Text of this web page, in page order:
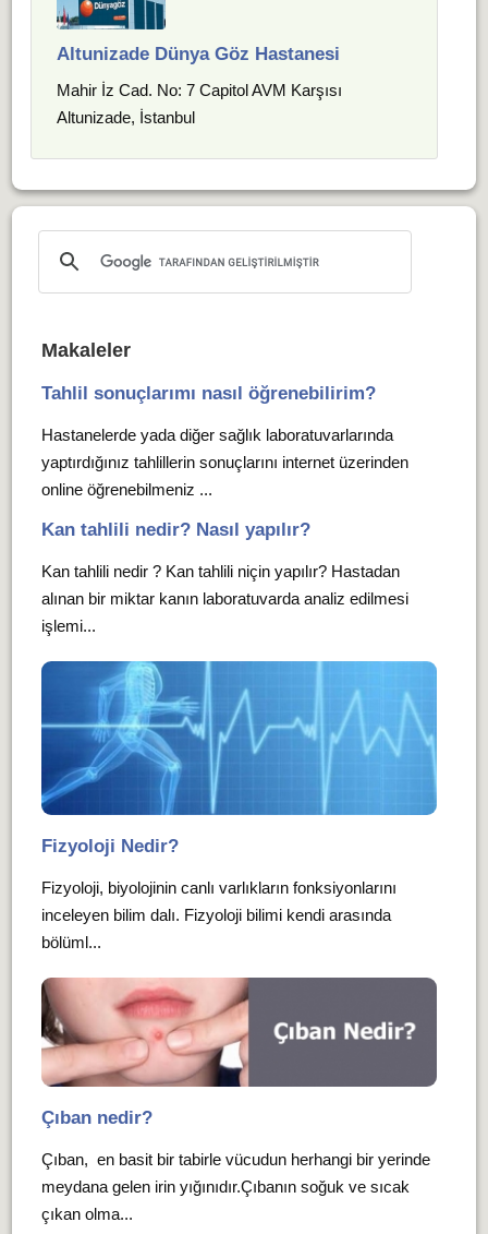
Altunizade Dünya Göz Hastanesi
Mahir İz Cad. No: 7 Capitol AVM Karşısı
Altunizade, İstanbul
Makaleler
Tahlil sonuçlarımı nasıl öğrenebilirim?
Hastanelerde yada diğer sağlık laboratuvarlarında
yaptırdığınız tahlillerin sonuçlarını internet üzerinden
online öğrenebilmeniz ...
Kan tahlili nedir? Nasıl yapılır?
Kan tahlili nedir ? Kan tahlili niçin yapılır? Hastadan
alınan bir miktar kanın laboratuvarda analiz edilmesi
işlemi...
Fizyoloji Nedir?
Fizyoloji, biyolojinin canlı varlıkların fonksiyonlarını
inceleyen bilim dalı. Fizyoloji bilimi kendi arasında
bölüml...
Çıban nedir?
Çıban, en basit bir tabirle vücudun herhangi bir yerinde
meydana gelen irin yığınıdır.Çıbanın soğuk ve sıcak
çıkan olma...